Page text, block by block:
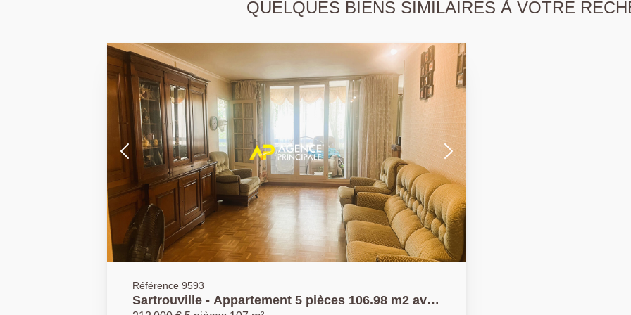
QUELQUES BIENS SIMILAIRES À VOTRE
Référence 9593
Sartrouville - Appartement 5 pièces 106.98 m2 avec